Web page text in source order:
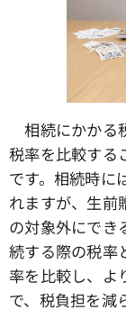
相続にかかる
税率を比較する
です。相続時に
れますが、生前
の対象外にでき
続する際の税率
率を比較し、よ
で、税負担を減